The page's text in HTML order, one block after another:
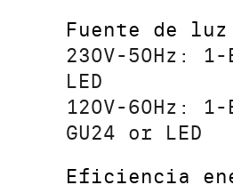
Fuente de luz
230V-50Hz:
LED
120V-60Hz:
GU24 or LED
Eficiencia